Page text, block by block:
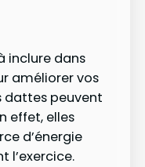
inclure dans
améliorer vos
dattes peuvent
effet, elles
d’énergie
l’exercice.